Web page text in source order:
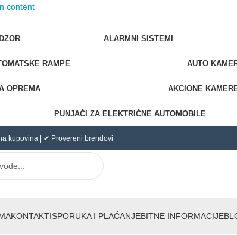
content
ALARMNI SISTEMI
RAMPE AUTO
OPREMA AKCIONE
PUNJAČI ZA ELEKTRIČNE AUTOMOBILE
kupovina | ✔ Provereni brendovi
KONTAKTISPORUKA I PLAĆANJEBITNE INFORMACIJE